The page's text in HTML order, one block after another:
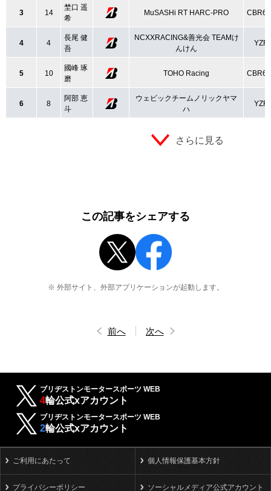
3 14
埜口 遥
希
MuSASHi RT HARC-PRO
4 4
長尾 健
吾
NCXXRACING&善光会 TEAMけ
んけん
5 10
國峰 琢
磨
TOHO Racing
6 8
阿部 恵
斗
ウェビックチームノリックヤマ
ハ
さらに見る
この記事をシェアする
※ 外部サイト、外部アプリケーションが起動します。
前へ 次へ
ブリヂストンモータースポーツ WEB
4輪公式xアカウント
ブリヂストンモータースポーツ WEB
2輪公式xアカウント
ご利用にあたって 個人情報保護基本方針
プライバシーポリシー ソーシャルメディア公式アカウント